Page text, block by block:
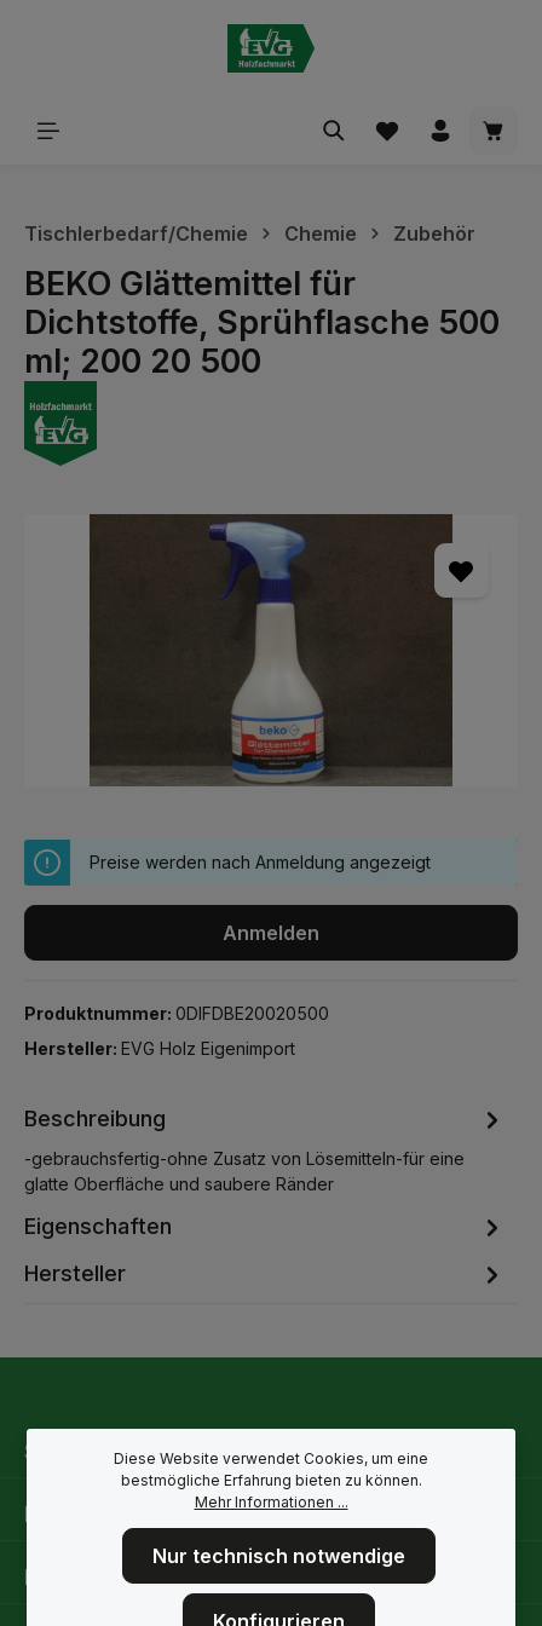
Tischlerbedarf/Chemie Chemie Zubehör
BEKO Glättemittel für
Dichtstoffe, Sprühflasche 500
ml; 200 20 500
Bildergalerie überspringen
Preise werden nach Anmeldung angezeigt
Anmelden
Produktnummer: 0DIFDBE20020500
Hersteller: EVG Holz Eigenimport
Beschreibung
-gebrauchsfertig-ohne Zusatz von Lösemitteln-für eine
glatte Oberfläche und saubere Ränder
Eigenschaften
Hersteller
Service-Hotline
Rechtliche Hinweise
Informationen
Diese Website verwendet Cookies, um eine
bestmögliche Erfahrung bieten zu können.
Mehr Informationen ...
Nur technisch notwendige
Konfigurieren